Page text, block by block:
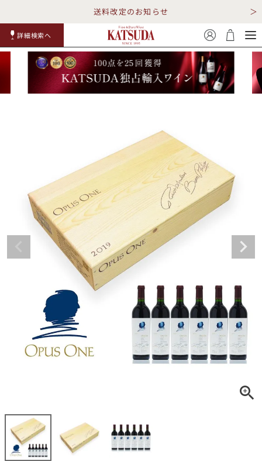
送料改定のお知らせ
詳細検索へ
白ワイ
ン ング ン
RP100
点
詳細検索する
キャンペーン 勝田商店について
ショッピングガイド ギフトラッピング
銘柄から探す
生産地から探す
ローヌ その他
スパークリング
〜9,999円
10,000円〜39,999円
40,000円〜79,999円
お得な情報を受け取る